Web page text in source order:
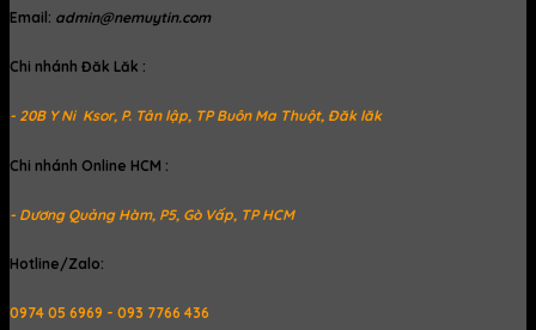
Email: admin@nemuytin.com
Chi nhánh Đăk Lăk :
- 20B Y Ni Ksor, P. Tân lập, TP Buôn Ma Thuột, Đăk lăk
Chi nhánh Online HCM :
- Dương Quảng Hàm, P5, Gò Vấp, TP HCM
Hotline/Zalo:
0974 05 6969 - 093 7766 436